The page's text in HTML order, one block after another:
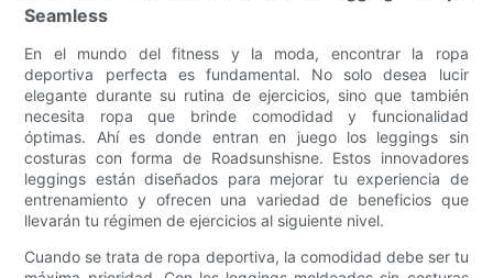
Seamless
En el mundo del fitness y la moda, encontrar la ropa
deportiva perfecta es fundamental. No solo desea lucir
elegante durante su rutina de ejercicios, sino que también
necesita ropa que brinde comodidad y funcionalidad
óptimas. Ahí es donde entran en juego los leggings sin
costuras con forma de Roadsunshisne. Estos innovadores
leggings están diseñados para mejorar tu experiencia de
entrenamiento y ofrecen una variedad de beneficios que
llevarán tu régimen de ejercicios al siguiente nivel.
Cuando se trata de ropa deportiva, la comodidad debe ser tu